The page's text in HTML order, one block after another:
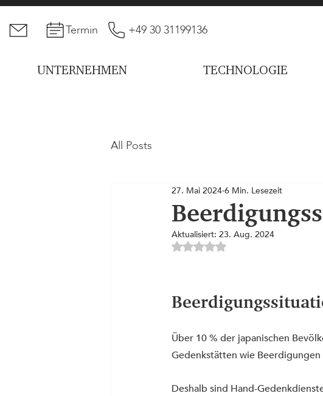
UNTERNEHMEN TECHNOLOGIE
Termin +49 30 31199136
All Posts
27. Mai 2024 6 Min. Lesezeit
Aktualisiert: 23. Aug. 2024
Mit NaN von 5 Sternen bewertet.
Über 10 % der japanischen
Gedenkstätten wie
Deshalb sind Hand-